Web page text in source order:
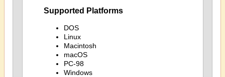
Supported Platforms
DOS
Linux
Macintosh
macOS
PC-98
Windows